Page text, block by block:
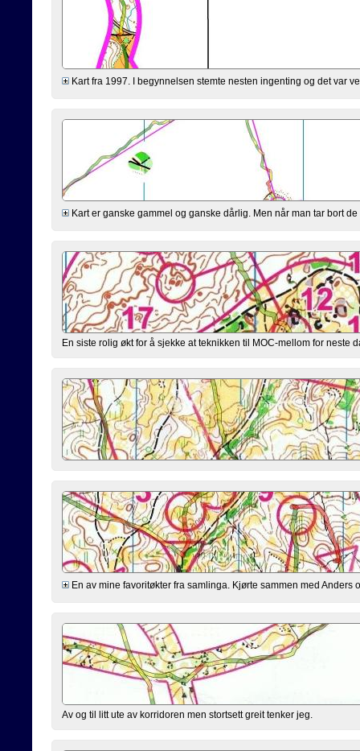
Kart fra 1997. I begynnelsen stemte nesten ingenting og det var
Kart er ganske gammel og ganske dårlig. Men når man tar bort
En siste rolig økt for å sjekke at teknikken til MOC-mellom for neste
En av mine favoritøkter fra samlinga. Kjørte sammen med
Av og til litt ute av korridoren men stortsett greit tenker jeg.